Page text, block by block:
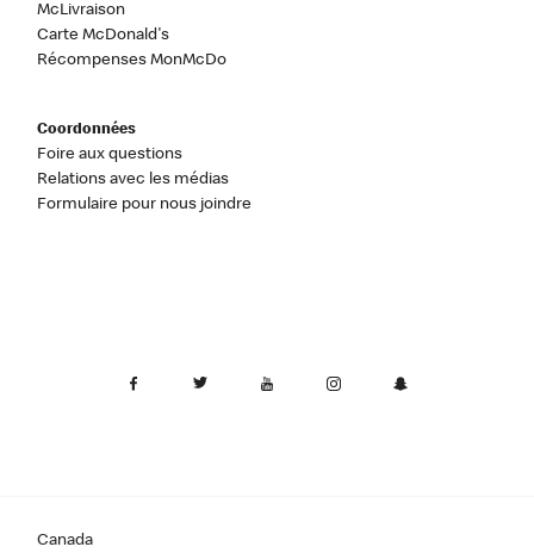
McLivraison
Carte McDonald's
Récompenses MonMcDo
Coordonnées
Foire aux questions
Relations avec les médias
Formulaire pour nous joindre
Canada